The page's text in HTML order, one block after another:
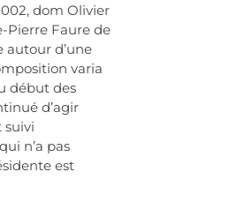
dom Olivier
Pierre Faure de
autour d’une
varia
début des
d’agir
suivi
n’a pas
est